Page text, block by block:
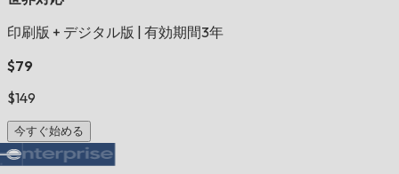
印刷版 + デジタル版
有効期間3年
$79
$149
今すぐ始める